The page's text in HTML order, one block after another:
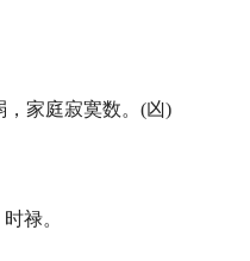
家庭寂寞数。(凶)
禄。